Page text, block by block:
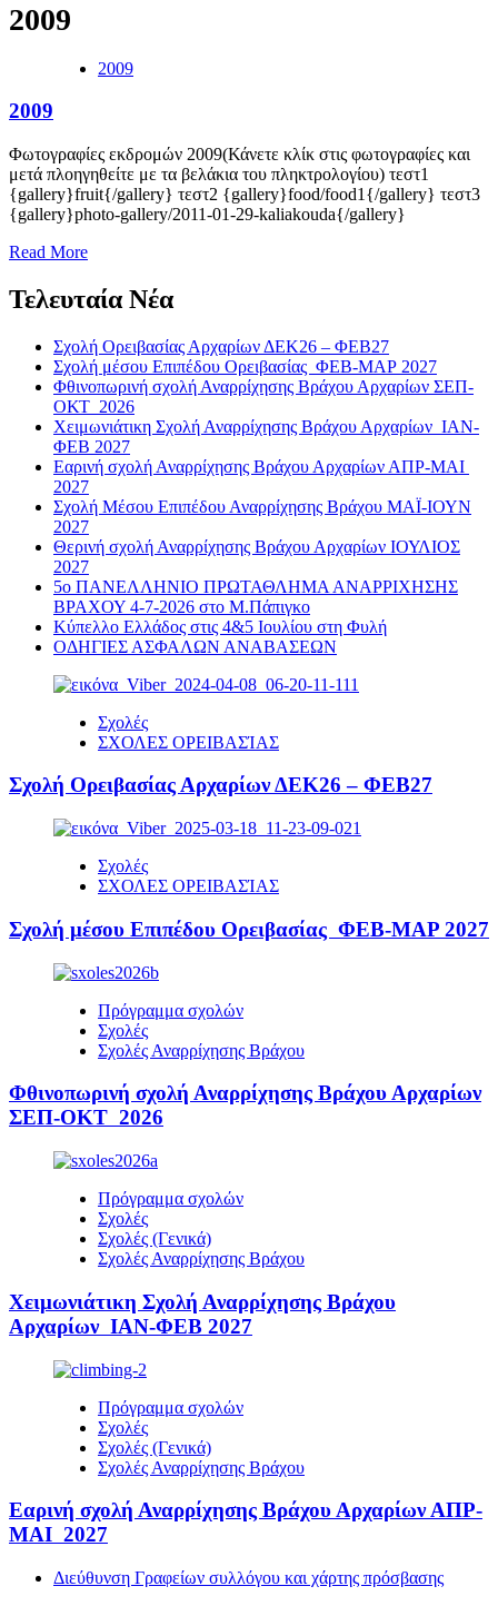
2009
2009
2009
Φωτογραφίες εκδρομών 2009(Κάνετε κλίκ στις φωτογραφίες και
μετά πλοηγηθείτε με τα βελάκια του πληκτρολογίου) τεστ1
{gallery}fruit{/gallery} τεστ2 {gallery}food/food1{/gallery} τεστ3
{gallery}photo-gallery/2011-01-29-kaliakouda{/gallery}
Read MoreRead
about
2009
Τελευταία Νέα
Σχολή Ορειβασίας Αρχαρίων ΔΕΚ26 – ΦΕΒ27
Σχολή μέσου Επιπέδου Ορειβασίας ΦΕΒ-ΜΑΡ 2027
Φθινοπωρινή σχολή Αναρρίχησης Βράχου Αρχαρίων ΣΕΠ-
ΟΚΤ 2026
Χειμωνιάτικη Σχολή Αναρρίχησης Βράχου Αρχαρίων ΙΑΝ-
ΦΕΒ 2027
Εαρινή σχολή Αναρρίχησης Βράχου Αρχαρίων ΑΠΡ-ΜΑΙ
2027
Σχολή Μέσου Επιπέδου Αναρρίχησης Βράχου ΜΑΪ-ΙΟΥΝ
2027
Θερινή σχολή Αναρρίχησης Βράχου Αρχαρίων ΙΟΥΛΙΟΣ
2027
5ο ΠΑΝΕΛΛΗΝΙΟ ΠΡΩΤΑΘΛΗΜΑ ΑΝΑΡΡΙΧΗΣΗΣ
ΒΡΑΧΟΥ 4-7-2026 στο Μ.Πάπιγκο
Κύπελλο Ελλάδος στις 4&5 Ιουλίου στη Φυλή
ΟΔΗΓΙΕΣ ΑΣΦΑΛΩΝ ΑΝΑΒΑΣΕΩΝ
Σχολές
ΣΧΟΛΕΣ ΟΡΕΙΒΑΣΊΑΣ
Σχολή Ορειβασίας Αρχαρίων ΔΕΚ26 – ΦΕΒ27
Σχολές
ΣΧΟΛΕΣ ΟΡΕΙΒΑΣΊΑΣ
Σχολή μέσου Επιπέδου Ορειβασίας ΦΕΒ-ΜΑΡ 2027
Πρόγραμμα σχολών
Σχολές
Σχολές Αναρρίχησης Βράχου
Φθινοπωρινή σχολή Αναρρίχησης Βράχου Αρχαρίων
ΣΕΠ-ΟΚΤ 2026
Πρόγραμμα σχολών
Σχολές
Σχολές (Γενικά)
Σχολές Αναρρίχησης Βράχου
Χειμωνιάτικη Σχολή Αναρρίχησης Βράχου
Αρχαρίων ΙΑΝ-ΦΕΒ 2027
Πρόγραμμα σχολών
Σχολές
Σχολές (Γενικά)
Σχολές Αναρρίχησης Βράχου
Εαρινή σχολή Αναρρίχησης Βράχου Αρχαρίων ΑΠΡ-
ΜΑΙ 2027
Διεύθυνση Γραφείων συλλόγου και χάρτης πρόσβασης